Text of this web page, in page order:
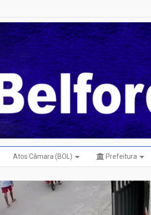
Atos Câmara (BOL) Prefeitura